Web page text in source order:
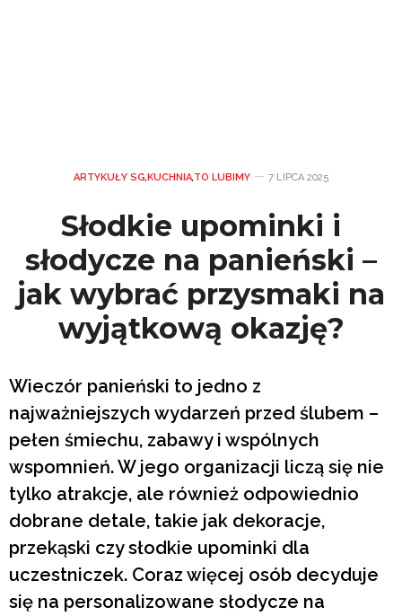
ARTYKUŁY SG,KUCHNIA,TO LUBIMY 7 LIPCA 2025
Słodkie upominki i
słodycze na panieński –
jak wybrać przysmaki na
wyjątkową okazję?
Wieczór panieński to jedno z
najważniejszych wydarzeń przed ślubem –
pełen śmiechu, zabawy i wspólnych
wspomnień. W jego organizacji liczą się nie
tylko atrakcje, ale również odpowiednio
dobrane detale, takie jak dekoracje,
przekąski czy słodkie upominki dla
uczestniczek. Coraz więcej osób decyduje
się na personalizowane słodycze na